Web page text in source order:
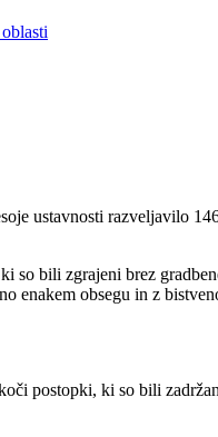
ustavnosti razveljavilo
bili zgrajeni brez
enakem obsegu in z
postopki, ki so bili